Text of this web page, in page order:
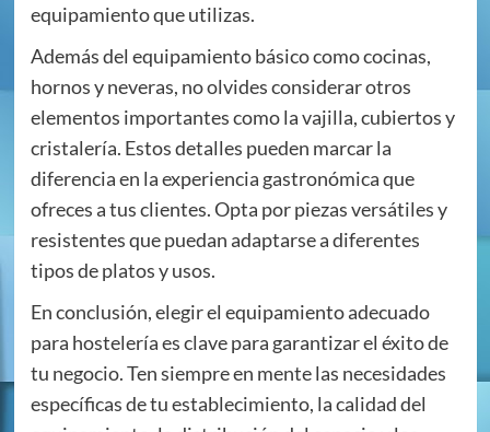
equipamiento que utilizas.
Además del equipamiento básico como cocinas,
hornos y neveras, no olvides considerar otros
elementos importantes como la vajilla, cubiertos y
cristalería. Estos detalles pueden marcar la
diferencia en la experiencia gastronómica que
ofreces a tus clientes. Opta por piezas versátiles y
resistentes que puedan adaptarse a diferentes
tipos de platos y usos.
En conclusión, elegir el equipamiento adecuado
para hostelería es clave para garantizar el éxito de
tu negocio. Ten siempre en mente las necesidades
específicas de tu establecimiento, la calidad del